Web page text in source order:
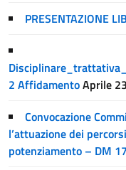
PRESENTAZIONE
2 AffidamentoAprile
Convocazione
l’attuazione dei
potenziamento – DM